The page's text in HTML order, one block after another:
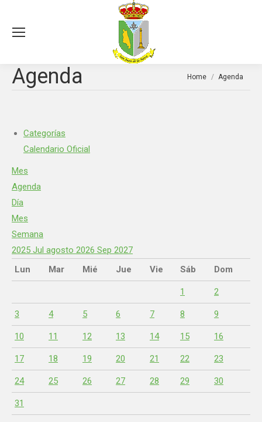
Agenda You are here:
Home Agenda
Categorías
Calendario Oficial
Mes
Agenda
Día
Mes
Semana
2025 Jul agosto 2026 Sep 2027
Lun
Mar Mié Jue Vie Sáb Dom
1 2
3 4 5 6 7 8 9
10 11 12 13 14 15 16
17 18 19 20 21 22 23
24 25 26 27 28 29 30
31